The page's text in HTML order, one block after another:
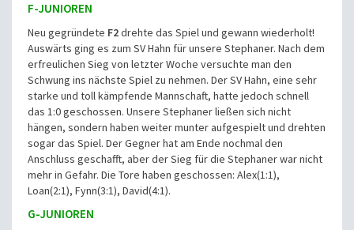
F-JUNIOREN
Neu gegründete F2drehte das Spiel und gewann wiederholt!
Auswärts ging es zum SV Hahn für unsere Stephaner. Nach dem
erfreulichen Sieg von letzter Woche versuchte man den
Schwung ins nächste Spiel zu nehmen. Der SV Hahn, eine sehr
starke und toll kämpfende Mannschaft, hatte jedoch schnell
das 1:0 geschossen. Unsere Stephaner ließen sich nicht
hängen, sondern haben weiter munter aufgespielt und drehten
sogar das Spiel. Der Gegner hat am Ende nochmal den
Anschluss geschafft, aber der Sieg für die Stephaner war nicht
mehr in Gefahr. Die Tore haben geschossen: Alex(1:1),
Loan(2:1), Fynn(3:1), David(4:1).
G-JUNIOREN